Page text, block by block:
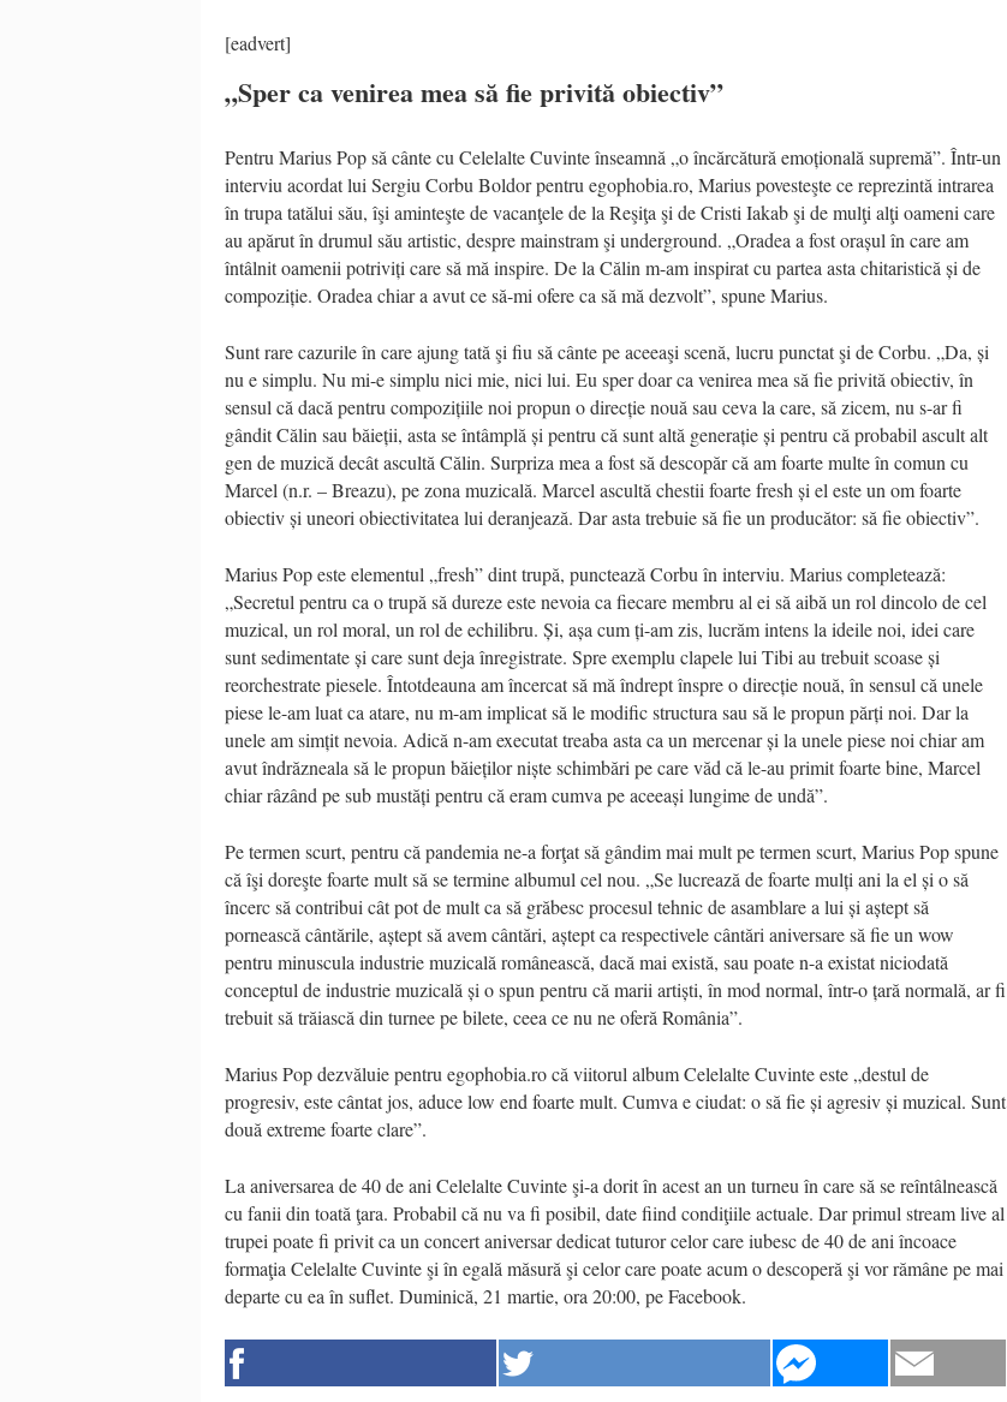
[eadvert]
„Sper ca venirea mea să fie privită obiectiv”
Pentru Marius Pop să cânte cu Celelalte Cuvinte înseamnă „o încărcătură emoțională supremă”. Într-un
interviu acordat lui Sergiu Corbu Boldor pentru egophobia.ro, Marius povesteşte ce reprezintă intrarea
în trupa tatălui său, îşi aminteşte de vacanţele de la Reşiţa şi de Cristi Iakab şi de mulţi alţi oameni care
au apărut în drumul său artistic, despre mainstram şi underground. „Oradea a fost orașul în care am
întâlnit oamenii potriviți care să mă inspire. De la Călin m-am inspirat cu partea asta chitaristică și de
compoziție. Oradea chiar a avut ce să-mi ofere ca să mă dezvolt”, spune Marius.
Sunt rare cazurile în care ajung tată şi fiu să cânte pe aceeaşi scenă, lucru punctat şi de Corbu. „Da, și
nu e simplu. Nu mi-e simplu nici mie, nici lui. Eu sper doar ca venirea mea să fie privită obiectiv, în
sensul că dacă pentru compozițiile noi propun o direcție nouă sau ceva la care, să zicem, nu s-ar fi
gândit Călin sau băieții, asta se întâmplă și pentru că sunt altă generație și pentru că probabil ascult alt
gen de muzică decât ascultă Călin. Surpriza mea a fost să descopăr că am foarte multe în comun cu
Marcel (n.r. – Breazu), pe zona muzicală. Marcel ascultă chestii foarte fresh și el este un om foarte
obiectiv și uneori obiectivitatea lui deranjează. Dar asta trebuie să fie un producător: să fie obiectiv”.
Marius Pop este elementul „fresh” dint trupă, punctează Corbu în interviu. Marius completează:
„Secretul pentru ca o trupă să dureze este nevoia ca fiecare membru al ei să aibă un rol dincolo de cel
muzical, un rol moral, un rol de echilibru. Și, așa cum ți-am zis, lucrăm intens la ideile noi, idei care
sunt sedimentate și care sunt deja înregistrate. Spre exemplu clapele lui Tibi au trebuit scoase și
reorchestrate piesele. Întotdeauna am încercat să mă îndrept înspre o direcție nouă, în sensul că unele
piese le-am luat ca atare, nu m-am implicat să le modific structura sau să le propun părți noi. Dar la
unele am simțit nevoia. Adică n-am executat treaba asta ca un mercenar și la unele piese noi chiar am
avut îndrăzneala să le propun băieților niște schimbări pe care văd că le-au primit foarte bine, Marcel
chiar râzând pe sub mustăți pentru că eram cumva pe aceeași lungime de undă”.
Pe termen scurt, pentru că pandemia ne-a forţat să gândim mai mult pe termen scurt, Marius Pop spune
că îşi doreşte foarte mult să se termine albumul cel nou. „Se lucrează de foarte mulți ani la el și o să
încerc să contribui cât pot de mult ca să grăbesc procesul tehnic de asamblare a lui și aștept să
pornească cântările, aștept să avem cântări, aștept ca respectivele cântări aniversare să fie un wow
pentru minuscula industrie muzicală românească, dacă mai există, sau poate n-a existat niciodată
conceptul de industrie muzicală și o spun pentru că marii artiști, în mod normal, într-o țară normală, ar fi
trebuit să trăiască din turnee pe bilete, ceea ce nu ne oferă România”.
Marius Pop dezvăluie pentru egophobia.ro că viitorul album Celelalte Cuvinte este „destul de
progresiv, este cântat jos, aduce low end foarte mult. Cumva e ciudat: o să fie și agresiv și muzical. Sunt
două extreme foarte clare”.
La aniversarea de 40 de ani Celelalte Cuvinte şi-a dorit în acest an un turneu în care să se reîntâlnească
cu fanii din toată ţara. Probabil că nu va fi posibil, date fiind condiţiile actuale. Dar primul stream live al
trupei poate fi privit ca un concert aniversar dedicat tuturor celor care iubesc de 40 de ani încoace
formaţia Celelalte Cuvinte şi în egală măsură şi celor care poate acum o descoperă şi vor rămâne pe mai
departe cu ea în suflet. Duminică, 21 martie, ora 20:00, pe Facebook.